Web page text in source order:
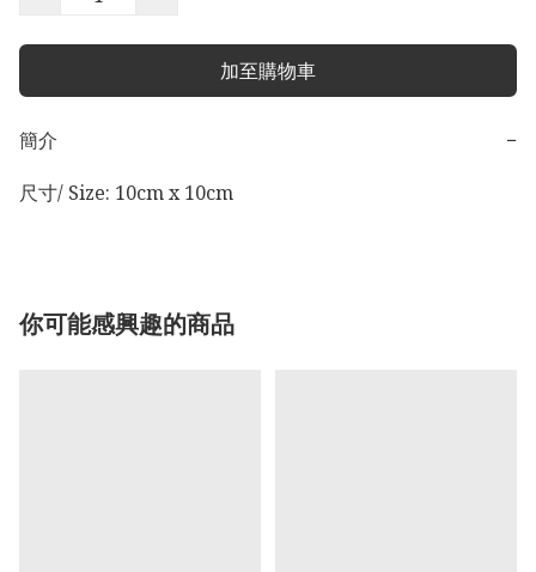
加至購物車
簡介
−
尺寸/ Size: 10cm x 10cm
你可能感興趣的商品